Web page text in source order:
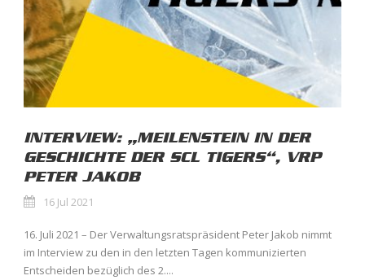
INTERVIEW: „MEILENSTEIN IN DER
GESCHICHTE DER SCL TIGERS“, VRP
PETER JAKOB
16 Jul 2021
16. Juli 2021 – Der Verwaltungsratspräsident Peter Jakob nimmt
im Interview zu den in den letzten Tagen kommunizierten
Entscheiden bezüglich des 2....